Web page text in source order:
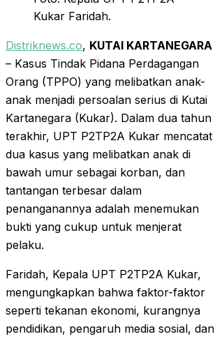
Kukar Faridah.
Distriknews.co, KUTAI KARTANEGARA
– Kasus Tindak Pidana Perdagangan
Orang (TPPO) yang melibatkan anak-
anak menjadi persoalan serius di Kutai
Kartanegara (Kukar). Dalam dua tahun
terakhir, UPT P2TP2A Kukar mencatat
dua kasus yang melibatkan anak di
bawah umur sebagai korban, dan
tantangan terbesar dalam
penanganannya adalah menemukan
bukti yang cukup untuk menjerat
pelaku.
Faridah, Kepala UPT P2TP2A Kukar,
mengungkapkan bahwa faktor-faktor
seperti tekanan ekonomi, kurangnya
pendidikan, pengaruh media sosial, dan